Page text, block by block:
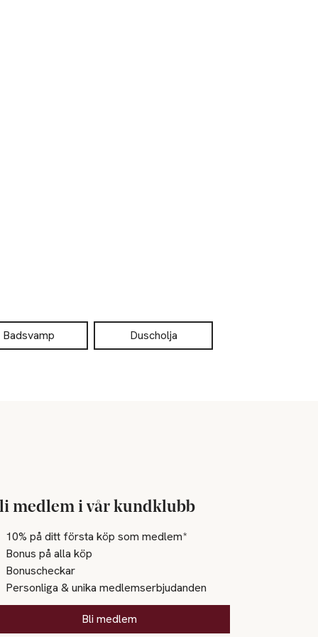
Badsvamp Duscholja
medlem i vår kundklubb
10% på ditt första köp som medlem*
Bonus på alla köp
Bonuscheckar
Personliga & unika medlemserbjudanden
Bli medlem